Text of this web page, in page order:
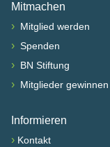
Mitmachen
› Mitglied werden
› Spenden
› BN Stiftung
› Mitglieder gewinnen
Informieren
› Kontakt